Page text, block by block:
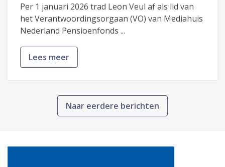
Per 1 januari 2026 trad Leon Veul af als lid van
het Verantwoordingsorgaan (VO) van Mediahuis
Nederland Pensioenfonds ...
Lees meer
Naar eerdere berichten